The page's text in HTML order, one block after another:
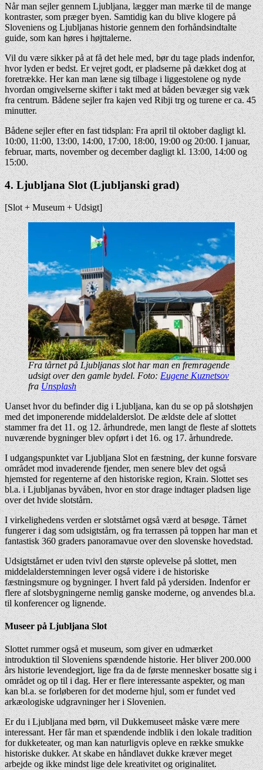
Når man sejler gennem Ljubljana, lægger man mærke til de mange
kontraster, som præger byen. Samtidig kan du blive klogere på
Sloveniens og Ljubljanas historie gennem den forhåndsindtalte
guide, som kan høres i højttalerne.
Vil du være sikker på at få det hele med, bør du tage plads indenfor,
hvor lyden er bedst. Er vejret godt, er pladserne på dækket dog at
foretrække. Her kan man læne sig tilbage i liggestolene og nyde
hvordan omgivelserne skifter i takt med at båden bevæger sig væk
fra centrum. Bådene sejler fra kajen ved Ribji trg og turene er ca. 45
minutter.
Bådene sejler efter en fast tidsplan: Fra april til oktober dagligt kl.
10:00, 11:00, 13:00, 14:00, 17:00, 18:00, 19:00 og 20:00. I januar,
februar, marts, november og december dagligt kl. 13:00, 14:00 og
15:00.
4. Ljubljana Slot (Ljubljanski grad)
[Slot + Museum + Udsigt]
Fra tårnet på Ljubljanas slot har man en fremragende
udsigt over den gamle bydel. Foto:Eugene Kuznetsov
fraUnsplash
Uanset hvor du befinder dig i Ljubljana, kan du se op på slotshøjen
med det imponerende middelalderslot. De ældste dele af slottet
stammer fra det 11. og 12. århundrede, men langt de fleste af slottets
nuværende bygninger blev opført i det 16. og 17. århundrede.
I udgangspunktet var Ljubljana Slot en fæstning, der kunne forsvare
området mod invaderende fjender, men senere blev det også
hjemsted for regenterne af den historiske region, Krain. Slottet ses
bl.a. i Ljubljanas byvåben, hvor en stor drage indtager pladsen lige
over det hvide slotstårn.
I virkelighedens verden er slotstårnet også værd at besøge. Tårnet
fungerer i dag som udsigtstårn, og fra terrassen på toppen har man et
fantastisk 360 graders panoramavue over den slovenske hovedstad.
Udsigtstårnet er uden tvivl den største oplevelse på slottet, men
middelalderstemningen lever også videre i de historiske
fæstningsmure og bygninger. I hvert fald på ydersiden. Indenfor er
flere af slotsbygningerne nemlig ganske moderne, og anvendes bl.a.
til konferencer og lignende.
Museer på Ljubljana Slot
Slottet rummer også et museum, som giver en udmærket
introduktion til Sloveniens spændende historie. Her bliver 200.000
års historie levendegjort, lige fra da de første mennesker bosatte sig i
området og op til i dag. Her er flere interessante aspekter, og man
kan bl.a. se forløberen for det moderne hjul, som er fundet ved
arkæologiske udgravninger her i Slovenien.
Er du i Ljubljana med børn, vil Dukkemuseet måske være mere
interessant. Her får man et spændende indblik i den lokale tradition
for dukketeater, og man kan naturligvis opleve en række smukke
historiske dukker. At skabe en håndlavet dukke kræver meget
arbejde og ikke mindst lige dele kreativitet og originalitet.